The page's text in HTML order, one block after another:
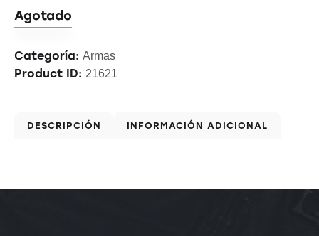
Agotado
Categoría: Armas
Product ID: 21621
DESCRIPCIÓN INFORMACIÓN ADICIONAL